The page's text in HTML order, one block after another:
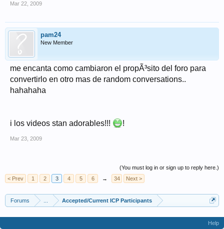
Mar 22, 2009
pam24
New Member
me encanta como cambiaron el propÃ³sito del foro para
convertirlo en otro mas de random conversations..
hahahaha
i los videos stan adorables!!! !
Mar 23, 2009
(You must log in or sign up to reply here.)
< Prev
1 2 3 4 5 6 → 34 Next >
Forums Accepted/Current ICP Participants
Help